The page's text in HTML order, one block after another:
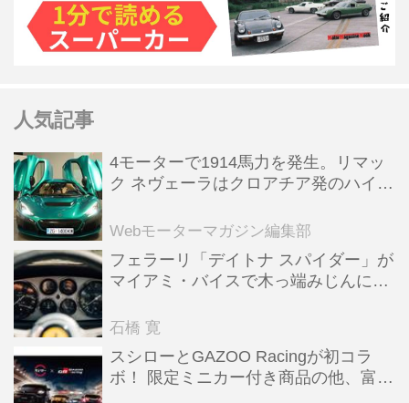
人気記事
4モーターで1914馬力を発生。リマッ
ク ネヴェーラはクロアチア発のハイパ
全版／115】
Webモーターマガジン編集部
フェラーリ「デイトナ スパイダー」が
マイアミ・バイスで木っ端みじんにな
石橋 寛
スシローとGAZOO Racingが初コラ
ボ！ 限定ミニカー付き商品の他、富士